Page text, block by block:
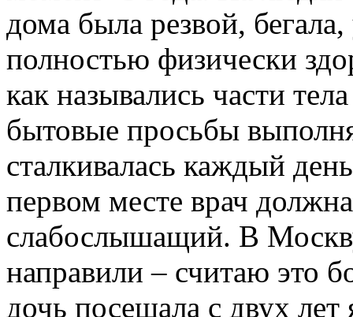
дома была резвой,
полностью физически
как назывались части
бытовые просьбы
сталкивалась каждый
первом месте врач
слабослышащий. В
направили – считаю это
дочь посещала с двух